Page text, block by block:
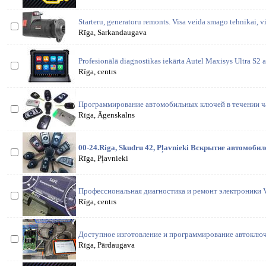
Starteru, generatoru remonts. Visa veida smago tehnikai,
Rīga, Sarkandaugava
Profesionālā diagnostikas iekārta Autel Maxisys Ultra S2
Rīga, centrs
Программирование автомобильных ключей в течении
Rīga, Āgenskalns
00-24.Riga, Skudru 42, Pļavnieki Вскрытие
Rīga, Pļavnieki
Профессиональная диагностика и ремонт
Rīga, centrs
Доступное изготовление и программирование
Rīga, Pārdaugava